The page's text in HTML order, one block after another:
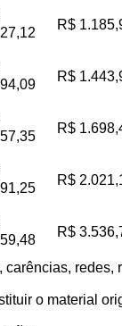
R$
R$
R$
R$
R$
o material